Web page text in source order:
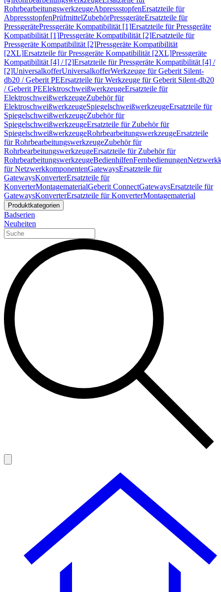
RohrbearbeitungswerkzeugeAbpressstopfenErsatzteile für
AbpressstopfenPrüfmittelZubehörPressgeräteErsatzteile für
PressgerätePressgeräte Kompatibilität [1]Ersatzteile für Pressgeräte
Kompatibilität [1]Pressgeräte Kompatibilität [2]Ersatzteile für
Pressgeräte Kompatibilität [2]Pressgeräte Kompatibilität
[2XL]Ersatzteile für Pressgeräte Kompatibilität [2XL]Pressgeräte
Kompatibilität [4] / [2]Ersatzteile für Pressgeräte Kompatibilität [4] /
[2]UniversalkofferUniversalkofferWerkzeuge für Geberit Silent-
db20 / Geberit PEErsatzteile für Werkzeuge für Geberit Silent-db20
/ Geberit PEElektroschweißwerkzeugeErsatzteile für
ElektroschweißwerkzeugeZubehör für
ElektroschweißwerkzeugeSpiegelschweißwerkzeugeErsatzteile für
SpiegelschweißwerkzeugeZubehör für
SpiegelschweißwerkzeugeErsatzteile für Zubehör für
SpiegelschweißwerkzeugeRohrbearbeitungswerkzeugeErsatzteile
für RohrbearbeitungswerkzeugeZubehör für
RohrbearbeitungswerkzeugeErsatzteile für Zubehör für
RohrbearbeitungswerkzeugeBedienhilfenFernbedienungen
für NetzwerkkomponentenGatewaysErsatzteile für
GatewaysKonverterErsatzteile für
KonverterMontagematerialGeberit ConnectGatewaysErsatzteile für
GatewaysKonverterErsatzteile für KonverterMontagematerial
Produktkategorien
Badserien
Neuheiten